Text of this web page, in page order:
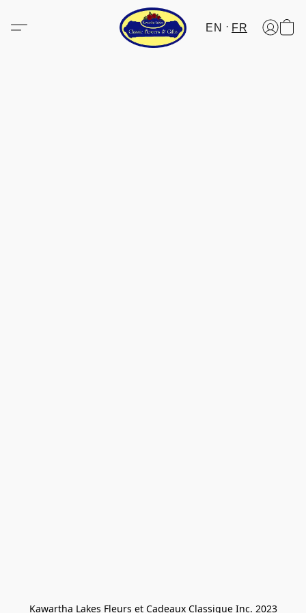
EN FR
Kawartha Lakes Fleurs et Cadeaux Classique Inc. 2023